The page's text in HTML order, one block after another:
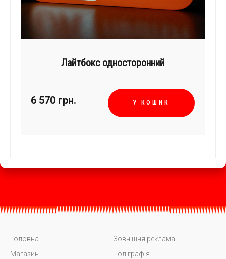
Лайтбокс односторонний
грн.
6 570 У КОШИК
Головна
Магазин
Зовнішня реклама
Поліграфія